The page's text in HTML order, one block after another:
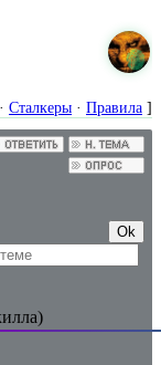
· Сталкеры · Правила ]